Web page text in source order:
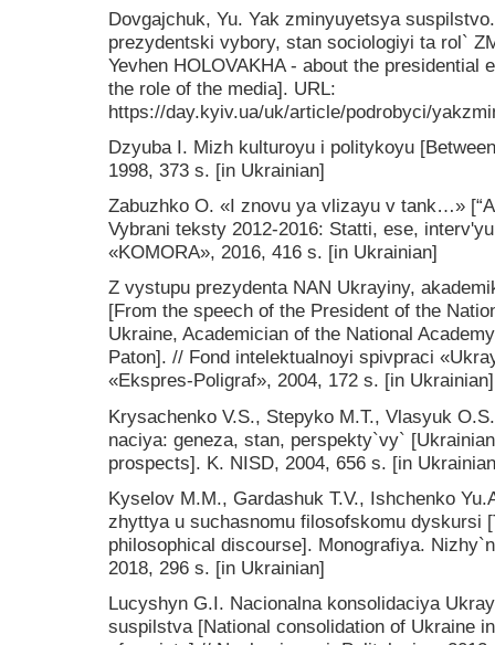
Dovgajchuk, Yu. Yak zminyuyetsya
prezydentski vybory, stan sociologiyi ta rol`
Yevhen HOLOVAKHA - about the
the role of the media]. URL:
https://day.kyiv.ua/uk/article/podrobyci/
Dzyuba I. Mizh kulturoyu i politykoyu
1998, 373 s. [in Ukrainian]
Zabuzhko O. «I znovu ya vlizayu v tank…»
Vybrani teksty 2012-2016: Statti, ese,
«KOMORA», 2016, 416 s. [in Ukrainian]
Z vystupu prezydenta NAN Ukrayiny,
[From the speech of the President of the
Ukraine, Academician of the National
Paton]. // Fond intelektualnoyi spivpraci
«Ekspres-Poligraf», 2004, 172 s. [in Ukrainian]
Krysachenko V.S., Stepyko M.T., Vlasyuk
naciya: geneza, stan, perspekty`vy`
prospects]. K. NISD, 2004, 656 s. [in
Kyselov M.M., Gardashuk T.V., Ishchenko
zhyttya u suchasnomu filosofskomu dyskursi
philosophical discourse]. Monografiya.
2018, 296 s. [in Ukrainian]
Lucyshyn G.I. Nacionalna konsolidaciya
suspilstva [National consolidation of Ukraine